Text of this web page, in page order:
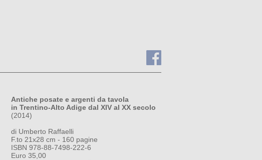
Antiche posate e argenti da tavola
in Trentino-Alto Adige dal XIV al XX secolo
(2014)
di Umberto Raffaelli
F.to 21x28 cm - 160 pagine
ISBN 978-88-7498-222-6
Euro 35,00